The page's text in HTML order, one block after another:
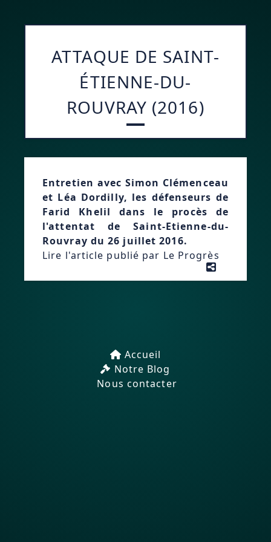
ATTAQUE DE SAINT-
ÉTIENNE-DU-
ROUVRAY (2016)
Entretien avec Simon Clémenceau
et Léa Dordilly, les défenseurs de
Farid Khelil dans le procès de
l'attentat de Saint-Etienne-du-
Rouvray du 26 juillet 2016.
Lire l'article publié par Le Progrès
Accueil
Notre Blog
Nous contacter